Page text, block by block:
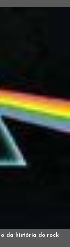
da história do rock